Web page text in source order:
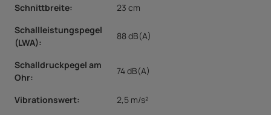
Schnittbreite:
23 cm
Schallleistungspegel
(LWA):
88 dB(A)
Schalldruckpegel am
Ohr:
74 dB(A)
Vibrationswert:
2,5 m/s²